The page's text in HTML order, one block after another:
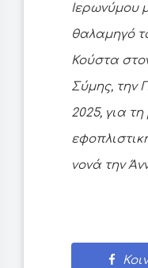
Ιερωνύμου
θαλαμηγό
Κούστα
Σύμης, την
2025, για
νονά την